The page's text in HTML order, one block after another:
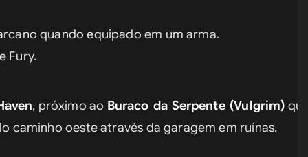
quando equipado em um arma.
Fury.
, próximo ao Buraco da Serpente (Vulgrim)
caminho oeste através da garagem em ruínas.